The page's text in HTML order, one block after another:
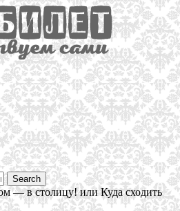
— в столицу! или Куда сходить